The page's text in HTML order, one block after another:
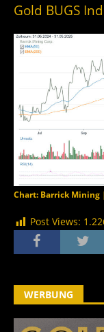
Gold BUGS
Chart: Barrick Mining
Post Views:
WERBUNG